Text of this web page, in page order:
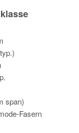
span)
Fasern